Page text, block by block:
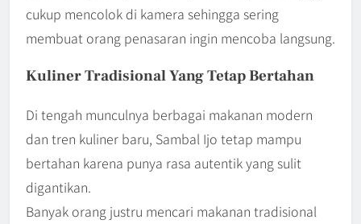
cukup mencolok di kamera sehingga sering
membuat orang penasaran ingin mencoba langsung.
Kuliner Tradisional Yang Tetap Bertahan
Di tengah munculnya berbagai makanan modern
dan tren kuliner baru, Sambal Ijo tetap mampu
bertahan karena punya rasa autentik yang sulit
digantikan.
Banyak orang justru mencari makanan tradisional